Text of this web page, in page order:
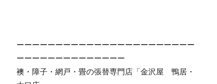
ーーーーーーーーーーーーーーーーーーーーーーー
ーーーーーーーーーーーーーー
襖・障子・網戸・畳の張替専門店「金沢屋 鴨居・